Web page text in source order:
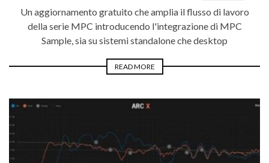
Un aggiornamento gratuito che amplia il flusso di lavoro
della serie MPC introducendo l'integrazione di MPC
Sample, sia su sistemi standalone che desktop
READ MORE